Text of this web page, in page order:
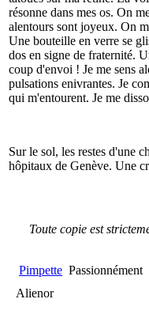
résonne dans mes os. On
alentours sont joyeux. On
Une bouteille en verre se
dos en signe de fraternité.
coup d'envoi ! Je me sens
pulsations enivrantes. Je
qui m'entourent. Je me
Sur le sol, les restes d'une
hôpitaux de Genève. Une
Toute copie est
Pimpette Passionnément
Alienor